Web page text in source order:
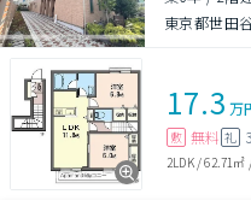
東京都世田
17.3 万
敷 無料 礼
2LDK/62.71㎡